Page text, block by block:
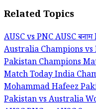
Related Topics
AUSC vs PNCAUSC
Australia Champions
Pakistan Champions
Match TodayIndia
Mohammad Hafeez
Pakistan vs Australia